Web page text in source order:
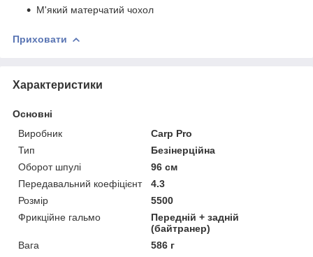
М'який матерчатий чохол
Приховати
Характеристики
Основні
Виробник
Carp Pro
Тип
Безінерційна
Оборот шпулі
96 см
Передавальний коефіцієнт
4.3
Розмір
5500
Фрикційне гальмо
Передній + задній
(байтранер)
Вага
586 г